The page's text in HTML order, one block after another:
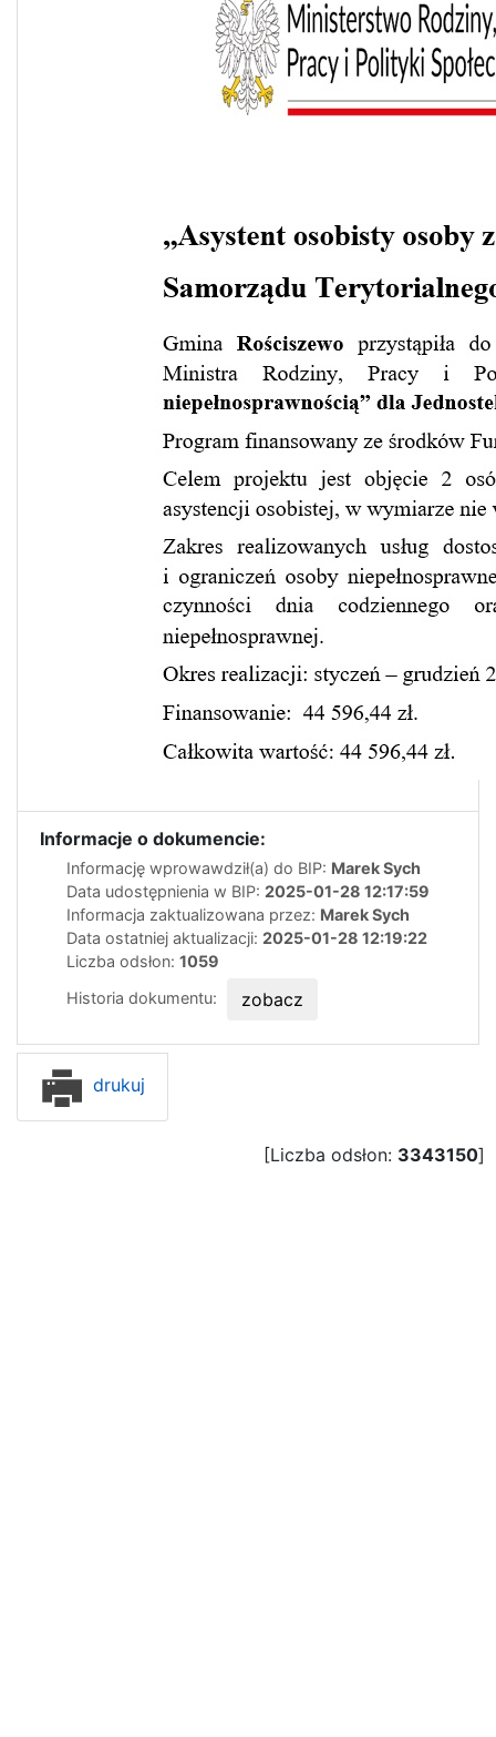
Informacje o dokumencie:
Informację wprowawdził(a) do BIP: Marek Sych
Data udostępnienia w BIP: 2025-01-28 12:17:59
Informacja zaktualizowana przez: Marek Sych
Data ostatniej aktualizacji: 2025-01-28 12:19:22
Liczba odsłon: 1059
Historia dokumentu:
zobacz
drukuj
[Liczba odsłon: 3343150]